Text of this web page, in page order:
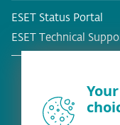
ESET Status Portal
ESET Technical